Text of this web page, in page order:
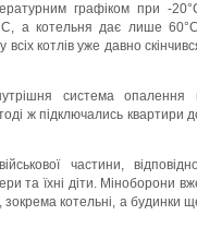
графіком при -
а котельня дає лише
котлів уже давно
система опалення
ж підключались квартири
частини,
та їхні діти. Міноборони
зокрема котельні, а будинки